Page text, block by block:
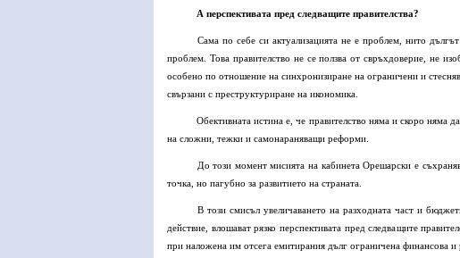
А перспективата пред следващите правителства?
Сама по себе си актуализацията не е проблем, нито
проблем. Това правителство не се ползва от свръхдоверие, не
особено по отношение на синхронизиране на ограничени и
свързани с преструктуриране на икономика.
Обективната истина е, че правителство няма и скоро
на сложни, тежки и самонараняващи реформи.
До този момент мисията на кабинета Орешарски е
точка, но пагубно за развитието на страната.
В този смисъл увеличаването на разходната част и
действие, влошават рязко перспективата пред следващите
при наложена им отсега емитирания дълг ограничена финансова и